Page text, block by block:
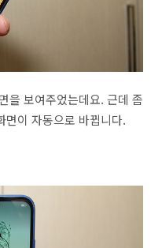
을 보여주었는데요. 근데 좀
면이 자동으로 바뀝니다.